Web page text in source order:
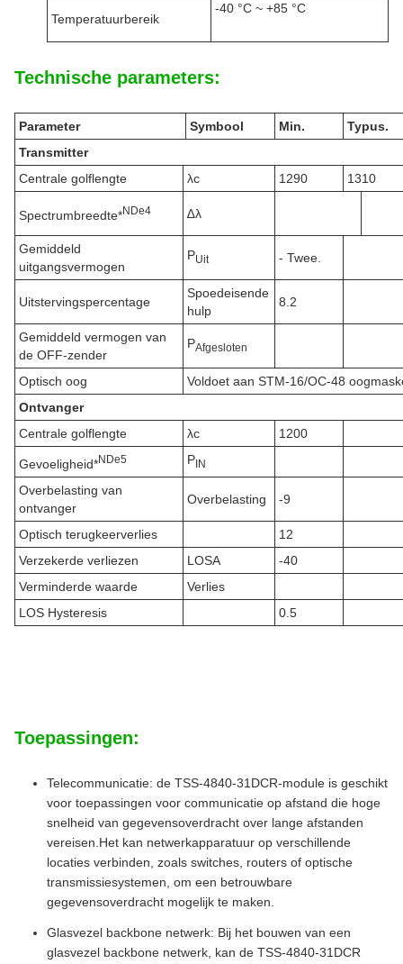
Temperatuurbereik
-40 °C ~ +85 °C
Technische parameters:
Parameter Symbool Min.
Typus.
Transmitter
Centrale golflengte
λc 1290 1310
Spectrumbreedte*NDe4 ∆λ
Gemiddeld
uitgangsvermogen
PUit - Twee.
Uitstervingspercentage
Spoedeisende
hulp
8.2
Gemiddeld vermogen van
de OFF-zender
PAfgesloten
Optisch oog
Voldoet aan STM-16/OC-48
Ontvanger
Centrale golflengte
λc 1200
Gevoeligheid*NDe5 PIN
Overbelasting van
ontvanger
Overbelasting -9
Optisch terugkeerverlies
12
Verzekerde verliezen
LOSA
-40
Verminderde waarde
Verlies
LOS Hysteresis
0.5
Toepassingen:
Telecommunicatie: de TSS-4840-31DCR-module is geschikt
voor toepassingen voor communicatie op afstand die hoge
snelheid van gegevensoverdracht over lange afstanden
vereisen.Het kan netwerkapparatuur op verschillende
locaties verbinden, zoals switches, routers of optische
transmissiesystemen, om een betrouwbare
gegevensoverdracht mogelijk te maken.
Glasvezel backbone netwerk: Bij het bouwen van een
glasvezel backbone netwerk, kan de TSS-4840-31DCR